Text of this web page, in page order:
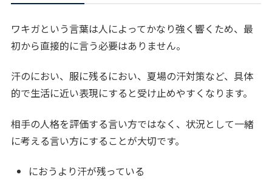
ワキガという言葉は人によってかなり強く響くため、最
初から直接的に言う必要はありません。
汗のにおい、服に残るにおい、夏場の汗対策など、具体
的で生活に近い表現にすると受け止めやすくなります。
相手の人格を評価する言い方ではなく、状況として一緒
に考える言い方にすることが大切です。
におうより汗が残っている